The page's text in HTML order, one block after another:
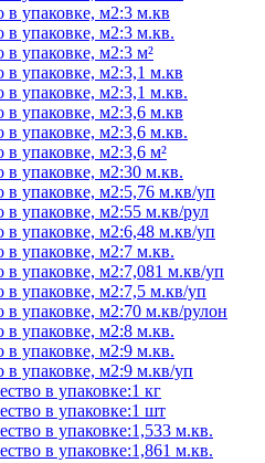
в упаковке, м2:3 м.кв
в упаковке, м2:3 м.кв.
в упаковке, м2:3 м²
в упаковке, м2:3,1 м.кв
в упаковке, м2:3,1 м.кв.
в упаковке, м2:3,6 м.кв
в упаковке, м2:3,6 м.кв.
в упаковке, м2:3,6 м²
в упаковке, м2:30 м.кв.
в упаковке, м2:5,76 м.кв/уп
в упаковке, м2:55 м.кв/рул
в упаковке, м2:6,48 м.кв/уп
в упаковке, м2:7 м.кв.
в упаковке, м2:7,081 м.кв/уп
в упаковке, м2:7,5 м.кв/уп
в упаковке, м2:70 м.кв/рулон
в упаковке, м2:8 м.кв.
в упаковке, м2:9 м.кв.
в упаковке, м2:9 м.кв/уп
в упаковке:1 кг
в упаковке:1 шт
в упаковке:1,533 м.кв.
в упаковке:1,861 м.кв.